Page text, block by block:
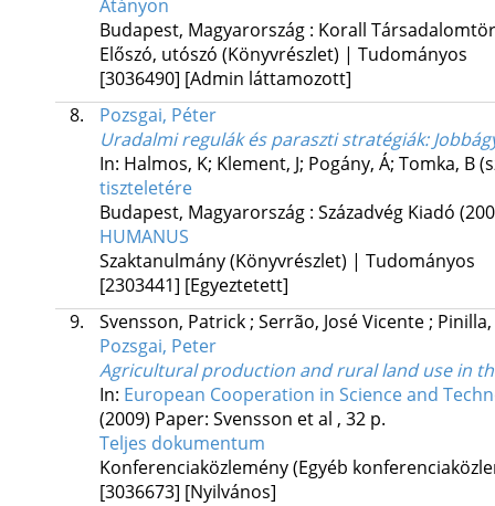
Átányon
Budapest, Magyarország : Korall
Előszó, utószó (Könyvrészlet) | Tudományos
[3036490] [Admin láttamozott]
8.
Pozsgai, Péter
Uradalmi regulák és paraszti stratégiák:
In: Halmos, K; Klement, J; Pogány, Á; Tomka, B
tiszteletére
Budapest, Magyarország : Századvég Kiadó
HUMANUS
Szaktanulmány (Könyvrészlet) | Tudományos
[2303441] [Egyeztetett]
9.
Svensson, Patrick; Serrão, José Vicente;
Pozsgai, Peter
Agricultural production and rural land use in
In: European Cooperation in Science and
(2009) Paper: Svensson et al , 32 p.
Teljes dokumentum
Konferenciaközlemény (Egyéb
[3036673] [Nyilvános]